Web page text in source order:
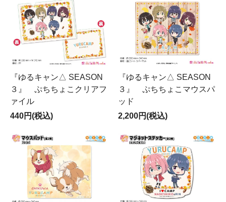
『ゆるキャン△ SEASON
３』 ぷちちょこクリアフ
ァイル
440円(税込)
『ゆるキャン△ SEASON
３』 ぷちちょこマウスパ
ッド
2,200円(税込)